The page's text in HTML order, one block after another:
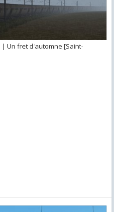
| Un fret d'automne [Saint-